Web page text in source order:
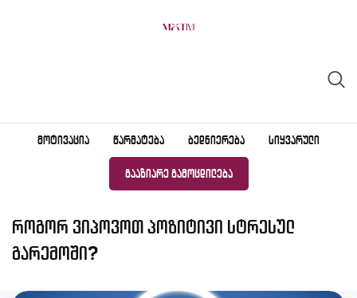
ᲛᲝᲢᲘᲕᲐᲪᲘᲐ ᲬᲐᲠᲛᲐᲢᲔᲑᲐ ᲑᲔᲓᲜᲘᲔᲠᲔᲑᲐ ᲡᲘᲧᲕᲐᲠᲣᲚᲘ
ᲒᲐᲐᲖᲘᲐᲠᲔ ᲒᲐᲛᲝᲪᲓᲘᲚᲔᲑᲐ
როგორ ვიპოვოთ პოზიტივი სტრესულ
გარემოში?